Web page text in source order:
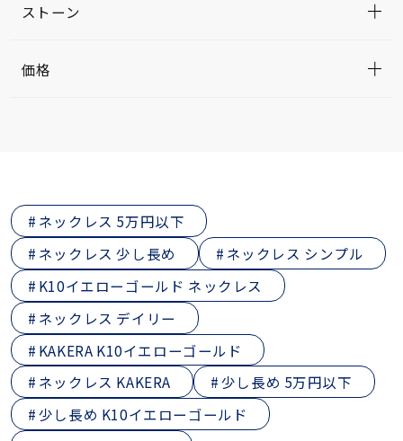
ストーン
価格
ネックレス 5万円以下
ネックレス 少し長め
ネックレス シンプル
K10イエローゴールド ネックレス
ネックレス デイリー
KAKERA K10イエローゴールド
ネックレス KAKERA
少し長め 5万円以下
少し長め K10イエローゴールド